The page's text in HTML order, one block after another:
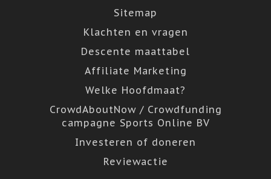
Sitemap
Klachten en vragen
Descente maattabel
Affiliate Marketing
Welke Hoofdmaat?
CrowdAboutNow / Crowdfunding
campagne Sports Online BV
Investeren of doneren
Reviewactie